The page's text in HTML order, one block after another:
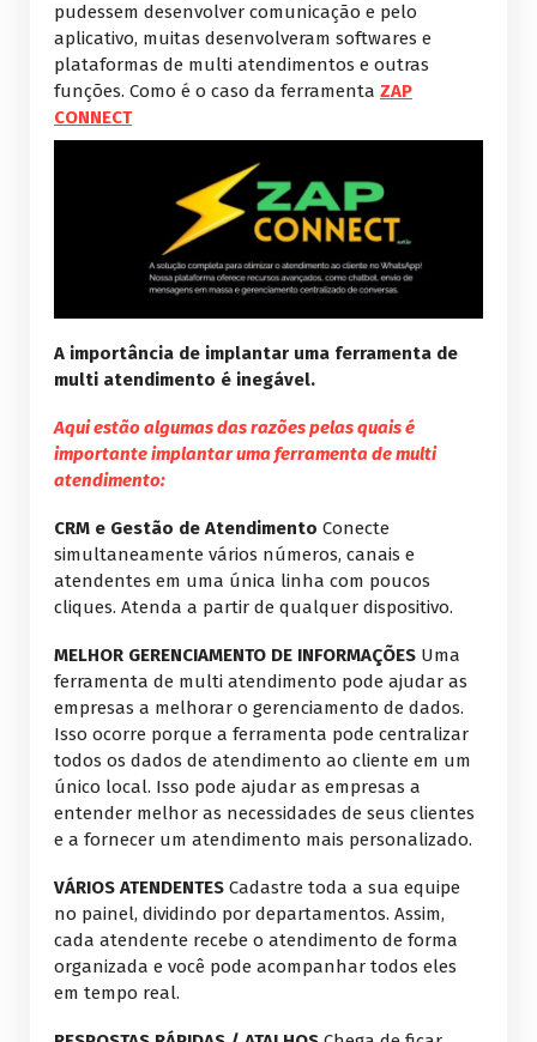
pudessem desenvolver comunicação e pelo
aplicativo, muitas desenvolveram softwares e
plataformas de multi atendimentos e outras
funções. Como é o caso da ferramenta ZAP
CONNECT
A importância de implantar uma ferramenta de
multi atendimento é inegável.
Aqui estão algumas das razões pelas quais é
importante implantar uma ferramenta de multi
atendimento:
CRM e Gestão de Atendimento Conecte
simultaneamente vários números, canais e
atendentes em uma única linha com poucos
cliques. Atenda a partir de qualquer dispositivo.
MELHOR GERENCIAMENTO DE INFORMAÇÕES Uma
ferramenta de multi atendimento pode ajudar as
empresas a melhorar o gerenciamento de dados.
Isso ocorre porque a ferramenta pode centralizar
todos os dados de atendimento ao cliente em um
único local. Isso pode ajudar as empresas a
entender melhor as necessidades de seus clientes
e a fornecer um atendimento mais personalizado.
VÁRIOS ATENDENTES Cadastre toda a sua equipe
no painel, dividindo por departamentos. Assim,
cada atendente recebe o atendimento de forma
organizada e você pode acompanhar todos eles
em tempo real.